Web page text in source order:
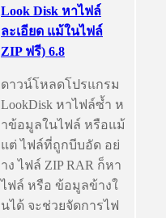
Look Disk หาไฟล์
ละเอียด แม้ในไฟล์
ZIP ฟรี) 6.8
ดาวน์โหลดโปรแกรม
LookDisk หาไฟล์ซ้ำ ห
าข้อมูลในไฟล์ หรือแม้
แต่ ไฟล์ที่ถูกบีบอัด อย่
าง ไฟล์ ZIP RAR ก็หา
ไฟล์ หรือ ข้อมูลข้างใ
นได้ จะช่วยจัดการไฟ